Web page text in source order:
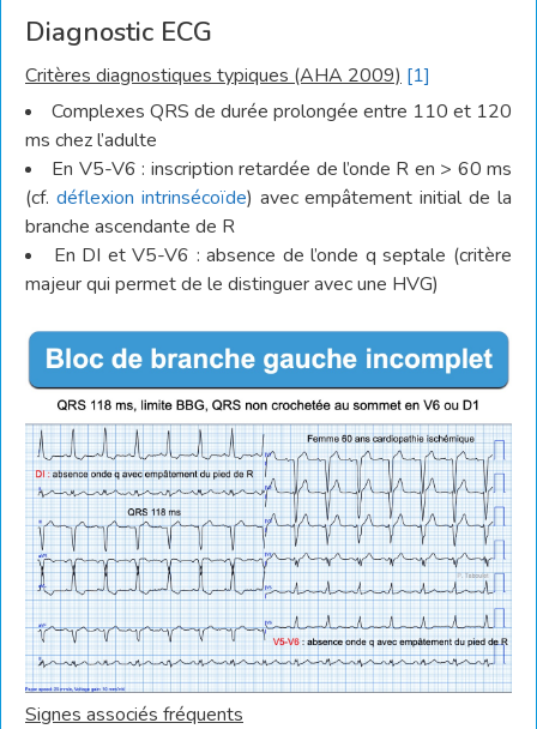
Diagnostic ECG
Critères diagnostiques typiques (AHA 2009) [1]
Complexes QRS de durée prolongée entre 110 et 120
ms chez l’adulte
En V5-V6 : inscription retardée de l’onde R en > 60 ms
(cf. déflexion intrinsécoïde) avec empâtement initial de la
branche ascendante de R
En DI et V5-V6 : absence de l’onde q septale (critère
majeur qui permet de le distinguer avec une HVG)
Signes associés fréquents